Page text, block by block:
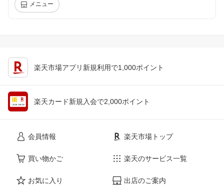
メニュー
楽天市場アプリ新規利用で1,000ポイント
楽天カード新規入会で2,000ポイント
会員情報
買い物かご
お気に入り
楽天市場トップ
楽天のサービス一覧
出店のご案内